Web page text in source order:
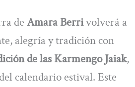
de Amara Berrivolverá a
alegría y tradición con
de las Karmengo Jaiak,
calendario estival. Este